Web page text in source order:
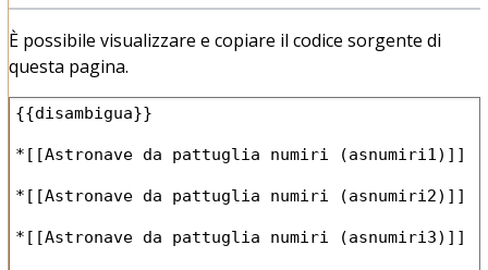
È possibile visualizzare e copiare il codice sorgente di
questa pagina.